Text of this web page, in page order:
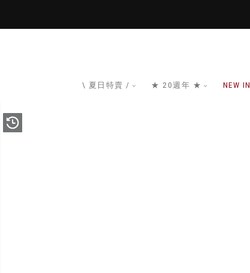
\ 夏日特賣 / ★ 20週年 ★ NEW IN